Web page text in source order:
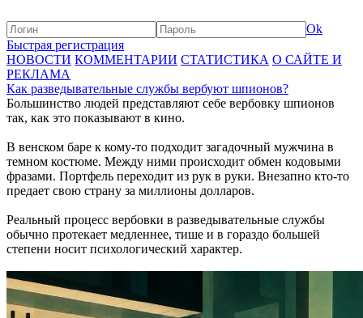
Ok
Быстрая регистрация
НОВОСТИ КОММЕНТАРИИ СТАТИСТИКА О САЙТЕ И
РЕКЛАМА
Как разведывательные службы вербуют шпионов?
Большинство людей представляют себе вербовку шпионов
так, как это показывают в кино.
В венском баре к кому-то подходит загадочный мужчина в
темном костюме. Между ними происходит обмен кодовыми
фразами. Портфель переходит из рук в руки. Внезапно кто-то
предает свою страну за миллионы долларов.
Реальный процесс вербовки в разведывательные службы
обычно протекает медленнее, тише и в гораздо большей
степени носит психологический характер.